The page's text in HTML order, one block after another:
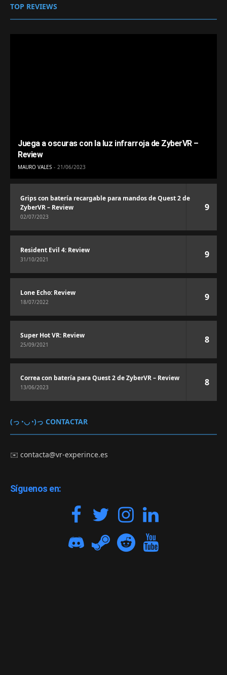
TOP REVIEWS
Juega a oscuras con la luz infrarroja de ZyberVR –
Review
MAURO VALES 21/06/2023
Grips con batería recargable para mandos de Quest 2 de
ZyberVR – Review
02/07/2023
9
Resident Evil 4: Review
31/10/2021 9
Lone Echo: Review
18/07/2022 9
Super Hot VR: Review
25/09/2021 8
Correa con batería para Quest 2 de ZyberVR – Review
13/06/2023 8
(っ◔◡◔)っ CONTACTAR
✉️contacta@vr-experince.es
Síguenos en: